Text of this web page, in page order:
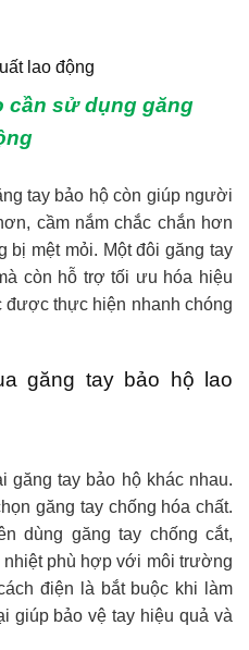
lao động
cần sử dụng găng
tay bảo hộ còn giúp người
cầm nắm chắc chắn hơn
bị mệt mỏi. Một đôi găng tay
còn hỗ trợ tối ưu hóa hiệu
được thực hiện nhanh chóng
găng tay bảo hộ lao
găng tay bảo hộ khác nhau.
găng tay chống hóa chất.
dùng găng tay chống cắt,
nhiệt phù hợp với môi trường
điện là bắt buộc khi làm
giúp bảo vệ tay hiệu quả và